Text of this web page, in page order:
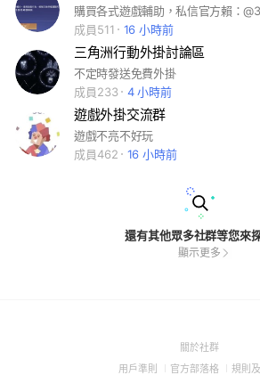
購買各式遊戲輔助，私信官方賴：
成員511
16 小時前
三角洲行動外掛討論區
不定時發送免費外掛
成員233
4 小時前
遊戲外掛交流群
遊戲不亮不好玩
成員462
16 小時前
還有其他眾多社群等您來
顯示更多
關於社群(Open
用戶準則 (Open
官方部落格 (Open
規則